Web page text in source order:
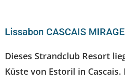
Lissabon CASCAIS
Dieses Strandclub Resort
Küste von Estoril in Cascais.